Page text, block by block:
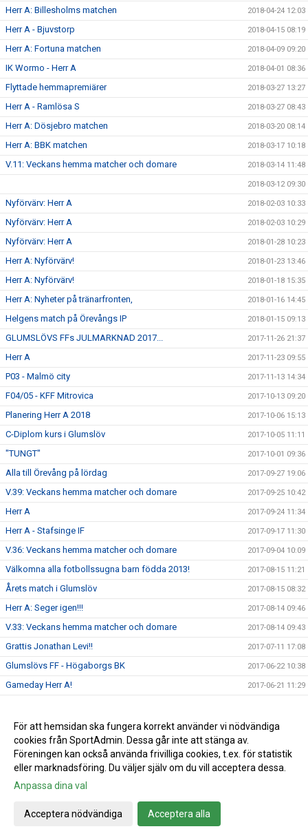
Herr A: Billesholms matchen 2018-04-24 12:03
Herr A - Bjuvstorp 2018-04-15 08:19
Herr A: Fortuna matchen 2018-04-09 09:20
IK Wormo - Herr A 2018-04-01 08:36
Flyttade hemmapremiärer 2018-03-27 13:27
Herr A - Ramlösa S 2018-03-27 08:43
Herr A: Dösjebro matchen 2018-03-20 08:14
Herr A: BBK matchen 2018-03-17 10:18
V.11: Veckans hemma matcher och domare 2018-03-14 11:48
2018-03-12 09:30
Nyförvärv: Herr A 2018-02-03 10:33
Nyförvärv: Herr A 2018-02-03 10:29
Nyförvärv: Herr A 2018-01-28 10:23
Herr A: Nyförvärv! 2018-01-23 13:46
Herr A: Nyförvärv! 2018-01-18 15:35
Herr A: Nyheter på tränarfronten, 2018-01-16 14:45
Helgens match på Örevångs IP 2018-01-15 09:13
GLUMSLÖVS FFs JULMARKNAD 2017... 2017-11-26 21:37
Herr A 2017-11-23 09:55
P03 - Malmö city 2017-11-13 14:34
F04/05 - KFF Mitrovica 2017-10-13 09:20
Planering Herr A 2018 2017-10-06 15:13
C-Diplom kurs i Glumslöv 2017-10-05 11:11
"TUNGT" 2017-10-01 09:36
Alla till Örevång på lördag 2017-09-27 19:06
V.39: Veckans hemma matcher och domare 2017-09-25 10:42
Herr A 2017-09-24 11:34
Herr A - Stafsinge IF 2017-09-17 11:30
V.36: Veckans hemma matcher och domare 2017-09-04 10:09
Välkomna alla fotbollssugna barn födda 2013! 2017-08-15 11:21
Årets match i Glumslöv 2017-08-15 08:32
Herr A: Seger igen!!! 2017-08-14 09:46
V.33: Veckans hemma matcher och domare 2017-08-14 09:43
Grattis Jonathan Levi!! 2017-07-11 17:08
Glumslövs FF - Högaborgs BK 2017-06-22 10:38
Gameday Herr A! 2017-06-21 11:29
Seger mot Stafsinge 2017-06-12 11:02
V.24: Veckans hemma matcher och domare 2017-06-12 09:54
Skånes FF spelar final 2017-06-09 13:29
Herr A - Lerkils IF
Tre fostrade P00/GFFáre uttagna till att representera Skåne
För att hemsidan ska fungera korrekt använder vi nödvändiga
cookies från SportAdmin. Dessa går inte att stänga av.
Föreningen kan också använda frivilliga cookies, t.ex. för statistik
eller marknadsföring. Du väljer själv om du vill acceptera dessa.
Anpassa dina val
Acceptera nödvändiga Acceptera alla